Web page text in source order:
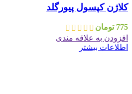
کلاژن کپسول پیورگلد
775 تومان
افزودن به علاقه مندی
اطلاعات بیشتر